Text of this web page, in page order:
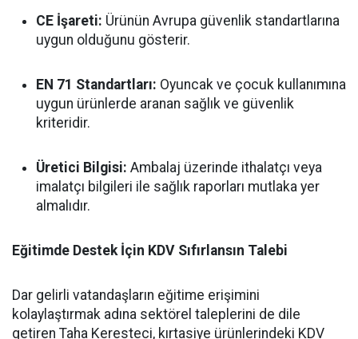
CE İşareti: Ürünün Avrupa güvenlik standartlarına
uygun olduğunu gösterir.
EN 71 Standartları: Oyuncak ve çocuk kullanımına
uygun ürünlerde aranan sağlık ve güvenlik
kriteridir.
Üretici Bilgisi: Ambalaj üzerinde ithalatçı veya
imalatçı bilgileri ile sağlık raporları mutlaka yer
almalıdır.
Eğitimde Destek İçin KDV Sıfırlansın Talebi
Dar gelirli vatandaşların eğitime erişimini
kolaylaştırmak adına sektörel taleplerini de dile
getiren Taha Keresteci, kırtasiye ürünlerindeki KDV